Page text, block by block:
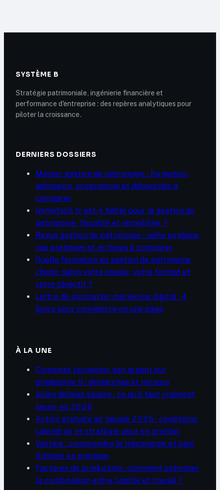
résultats concrets
SYSTÈME B
Stratégie patrimoniale, ingénierie financière et
performance d'entreprise : des repères analytiques pour
piloter la croissance.
DERNIERS DOSSIERS
Master gestion de patrimoine : formation,
admission, programme et débouchés à
comparer
Immofoch.fr est-il fiable pour la gestion de
patrimoine, fiscalité et immobilier ?
Revue gestion de patrimoine : veille juridique,
cas pratiques et archives à comparer
Quelle formation en gestion de patrimoine
choisir selon votre niveau, votre format et
votre objectif ?
Lettre de motivation marketing digital : 4
blocs pour convaincre en une page
À LA UNE
Comment récupérer son argent sur
predissime 9 : démarches et recours
Julien delmas salaire : ce qu’il faut vraiment
savoir en 2026
Action gratuite air liquide 2025 : conditions,
calendrier et stratégie pour en profiter
Vesting : comprendre le mécanisme et bien
l’utiliser en pratique
Facteurs de production : comment optimiser
la combinaison entre capital et travail ?